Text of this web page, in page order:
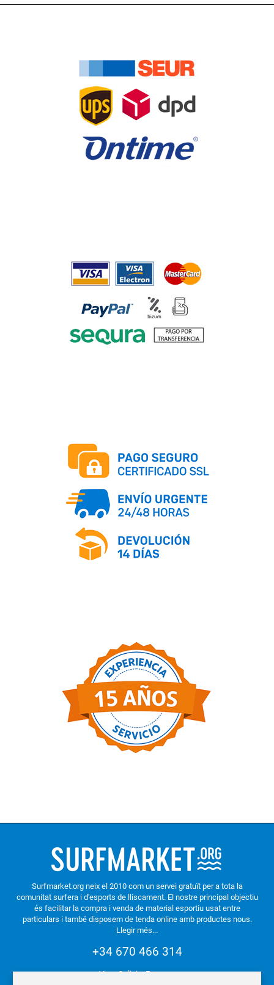
Surfmarket.org neix el 2010 com un servei gratuït per a tota la
comunitat surfera i d'esports de lliscament. El nostre principal objectiu
és facilitar la compra i venda de material esportiu usat entre
particulars i també disposem de tenda online amb productes nous.
Llegir més...
+34 670 466 314
Vigo. Galicia. Espanya